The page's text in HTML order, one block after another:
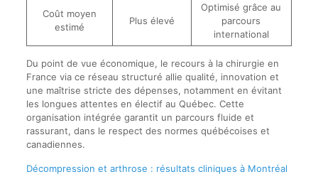
Coût moyen
estimé
Plus élevé
Optimisé grâce au
parcours
international
Du point de vue économique, le recours à la chirurgie en
France via ce réseau structuré allie qualité, innovation et
une maîtrise stricte des dépenses, notamment en évitant
les longues attentes en électif au Québec. Cette
organisation intégrée garantit un parcours fluide et
rassurant, dans le respect des normes québécoises et
canadiennes.
Décompression et arthrose : résultats cliniques à Montréal